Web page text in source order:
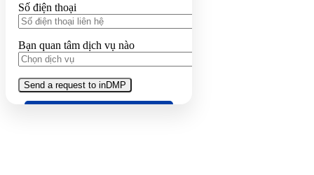
Số điện thoại
Bạn quan tâm dịch vụ nào